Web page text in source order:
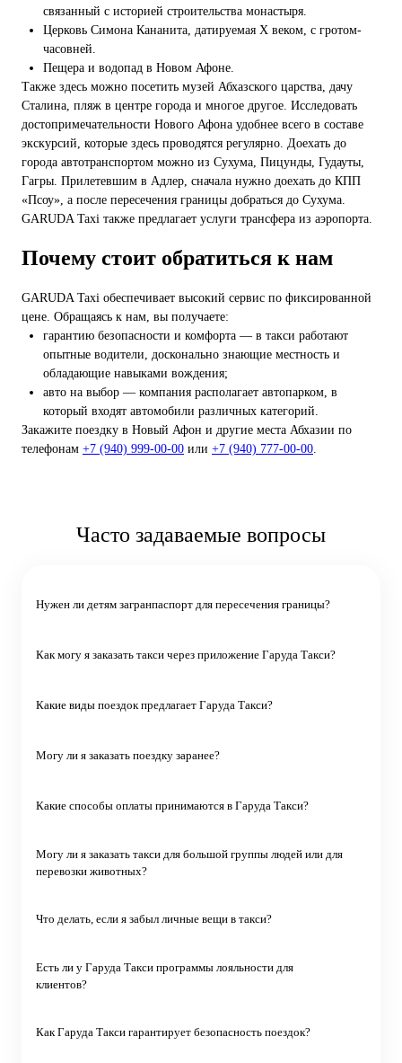
связанный с историей строительства монастыря.
Церковь Симона Кананита, датируемая X веком, с гротом-
часовней.
Пещера и водопад в Новом Афоне.
Также здесь можно посетить музей Абхазского царства, дачу
Сталина, пляж в центре города и многое другое. Исследовать
достопримечательности Нового Афона удобнее всего в составе
экскурсий, которые здесь проводятся регулярно. Доехать до
города автотранспортом можно из Сухума, Пицунды, Гудауты,
Гагры. Прилетевшим в Адлер, сначала нужно доехать до КПП
«Псоу», а после пересечения границы добраться до Сухума.
GARUDA Taxi также предлагает услуги трансфера из аэропорта.
Почему стоит обратиться к нам
GARUDA Taxi обеспечивает высокий сервис по фиксированной
цене. Обращаясь к нам, вы получаете:
гарантию безопасности и комфорта — в такси работают
опытные водители, досконально знающие местность и
обладающие навыками вождения;
авто на выбор — компания располагает автопарком, в
который входят автомобили различных категорий.
Закажите поездку в Новый Афон и другие места Абхазии по
телефонам +7 (940) 999-00-00 или +7 (940) 777-00-00
Часто задаваемые вопросы
Нужен ли детям загранпаспорт для пересечения границы?
Как могу я заказать такси через приложение Гаруда Такси?
Какие виды поездок предлагает Гаруда Такси?
Могу ли я заказать поездку заранее?
Какие способы оплаты принимаются в Гаруда Такси?
Могу ли я заказать такси для большой группы людей или для
перевозки животных?
Что делать, если я забыл личные вещи в такси?
Есть ли у Гаруда Такси программы лояльности для
клиентов?
Как Гаруда Такси гарантирует безопасность поездок?